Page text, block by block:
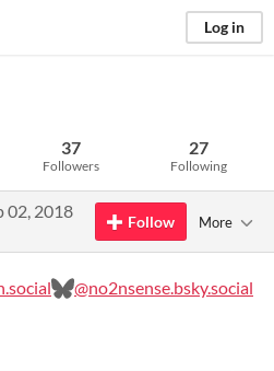
Log in
37
Followers
27
Following
02, 2018
Follow More
@no2nsense.bsky.social